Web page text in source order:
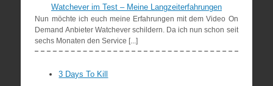
Watchever im Test – Meine Langzeiterfahrungen
Nun möchte ich euch meine Erfahrungen mit dem Video On
Demand Anbieter Watchever schildern. Da ich nun schon seit
sechs Monaten den Service [...]
3 Days To Kill